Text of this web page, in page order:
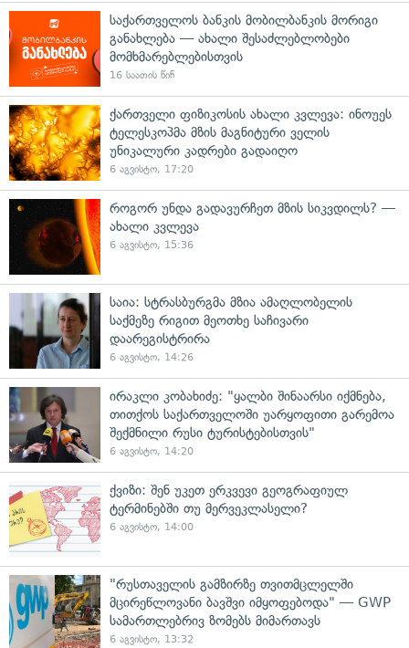
საქართველოს ბანკის მობილბანკის მორიგი
განახლება — ახალი შესაძლებლობები
მომხმარებლებისთვის
16 საათის წინ
ქართველი ფიზიკოსის ახალი კვლევა: ინოუეს
ტელესკოპმა მზის მაგნიტური ველის
უნიკალური კადრები გადაიღო
6 აგვისტო, 17:20
როგორ უნდა გადავურჩეთ მზის სიკვდილს? —
ახალი კვლევა
6 აგვისტო, 15:36
საია: სტრასბურგმა მზია ამაღლობელის
საქმეზე რიგით მეოთხე საჩივარი
დაარეგისტრირა
6 აგვისტო, 14:26
ირაკლი კობახიძე: "ყალბი შინაარსი იქმნება,
თითქოს საქართველოში უარყოფითი გარემოა
შექმნილი რუსი ტურისტებისთვის"
6 აგვისტო, 14:20
ქვიზი: შენ უკეთ ერკვევი გეოგრაფიულ
ტერმინებში თუ მერვეკლასელი?
6 აგვისტო, 14:00
"რუსთაველის გამზირზე თვითმცლელში
მცირეწლოვანი ბავშვი იმყოფებოდა" — GWP
სამართლებრივ ზომებს მიმართავს
6 აგვისტო, 13:32